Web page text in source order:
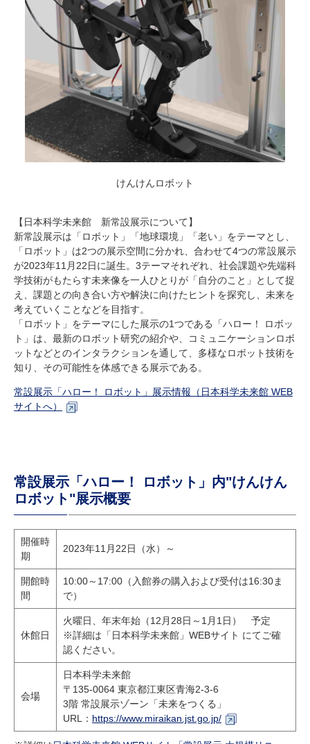
けんけんロボット
【日本科学未来館 新常設展示について】
新常設展示は「ロボット」「地球環境」「老い」をテーマとし、
「ロボット」は2つの展示空間に分かれ、合わせて4つの常設展示
が2023年11月22日に誕生。3テーマそれぞれ、社会課題や先端科
学技術がもたらす未来像を一人ひとりが「自分のこと」として捉
え、課題との向き合い方や解決に向けたヒントを探究し、未来を
考えていくことなどを目指す。
「ロボット」をテーマにした展示の1つである「ハロー！ ロボッ
ト」は、最新のロボット研究の紹介や、コミュニケーションロボ
ットなどとのインタラクションを通して、多様なロボット技術を
知り、その可能性を体感できる展示である。
常設展示「ハロー！ ロボット」展示情報（日本科学未来館 WEB
サイトへ）
常設展示「ハロー！ ロボット」内"けんけん
ロボット"展示概要
開催時
期
2023年11月22日（水）～
開館時
間
10:00～17:00（入館券の購入および受付は16:30ま
で）
休館日
火曜日、年末年始（12月28日～1月1日） 予定
※詳細は「日本科学未来館」WEBサイト にてご確
認ください。
会場
日本科学未来館
〒135-0064 東京都江東区青海2-3-6
3階 常設展示ゾーン「未来をつくる」
URL： https://www.miraikan.jst.go.jp/